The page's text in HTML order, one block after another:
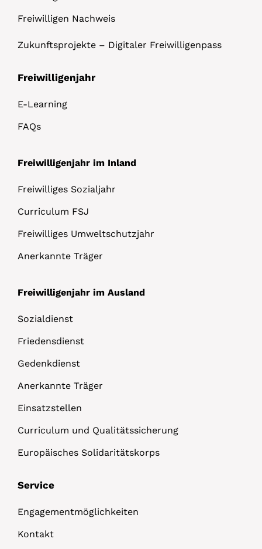
Freiwilligen Nachweis
Zukunftsprojekte – Digitaler Freiwilligenpass
Freiwilligenjahr
E-Learning
FAQs
Freiwilligenjahr im Inland
Freiwilliges Sozialjahr
Curriculum FSJ
Freiwilliges Umweltschutzjahr
Anerkannte Träger
Freiwilligenjahr im Ausland
Sozialdienst
Friedensdienst
Gedenkdienst
Anerkannte Träger
Einsatzstellen
Curriculum und Qualitätssicherung
Europäisches Solidaritätskorps
Service
Engagementmöglichkeiten
Kontakt